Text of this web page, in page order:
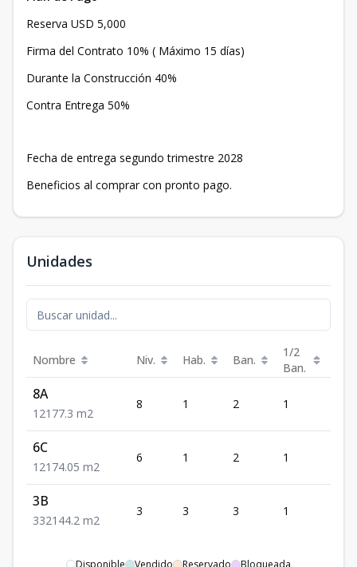
Reserva USD 5,000
Firma del Contrato 10% ( Máximo 15 días)
Durante la Construcción 40%
Contra Entrega 50%
Fecha de entrega segundo trimestre 2028
Beneficios al comprar con pronto pago.
Unidades
Nombre Niv. Hab. Ban.
1/2
Ban.
8A
1 21 77.3 m2
8 1 2 1
6C
1 21 74.05 m2
6 1 2 1
3B
332144.2 m2
3 3 3 1
Disponible Vendido Reservado Bloqueada